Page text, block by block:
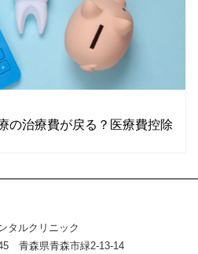
の治療費が戻る？医療費控除
タルクリニック
青森県青森市緑2-13-14